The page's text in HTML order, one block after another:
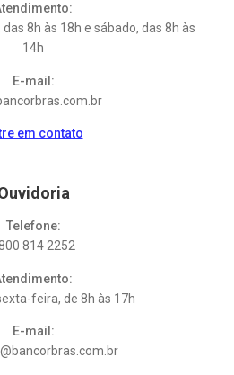
8h às 18h e sábado, das 8h às
14h
E-mail:
em contato
Telefone:
814 2252
feira, de 8h às 17h
E-mail: